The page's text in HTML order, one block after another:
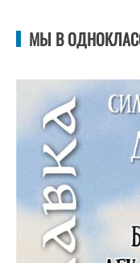
МЫ В